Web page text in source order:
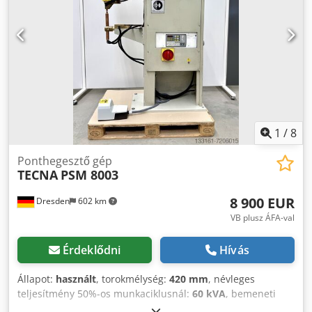
hegyek Chedpfxeyl Sy Ee Aitea
1 /8
Dresden 602 km
Ponthegesztő gép
TECNA PSM 8003
8 900 EUR
VB plusz ÁFA-val
Érdeklődni Hívás
Állapot: használt, torokmélység: 420 mm, névleges
teljesítmény 50%-os munkaciklusnál: 60 kVA, bemeneti
, hűtés típusa: